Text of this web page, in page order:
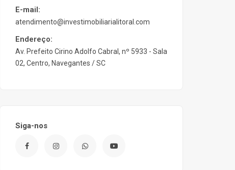
E-mail:
atendimento@investimobiliarialitoral.com
Endereço:
Av. Prefeito Cirino Adolfo Cabral, nº 5933 - Sala
02, Centro, Navegantes / SC
Siga-nos